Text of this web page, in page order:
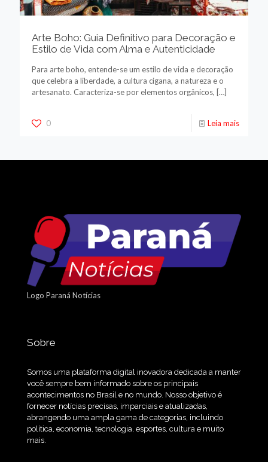
Arte Boho: Guia Definitivo para Decoração e
Estilo de Vida com Alma e Autenticidade
Para arte boho, entende-se um estilo de vida e decoração
que celebra a liberdade, a cultura cigana, a natureza e o
artesanato. Caracteriza-se por elementos orgânicos, […]
0 Leia mais
Logo Paraná Notícias
Sobre
Somos uma plataforma digital inovadora dedicada a manter
você sempre bem informado sobre os principais
acontecimentos no Brasil e no mundo. Nosso objetivo é
fornecer notícias precisas, imparciais e atualizadas,
abrangendo uma ampla gama de categorias, incluindo
política, economia, tecnologia, esportes, cultura e muito
mais.